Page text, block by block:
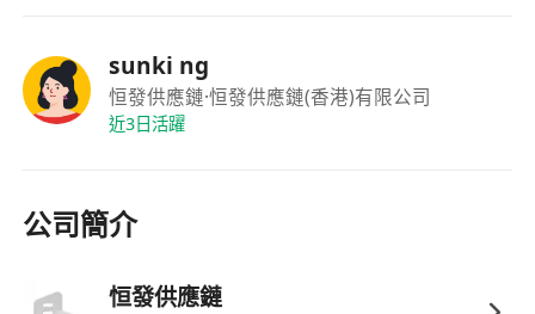
sunki ng
恒發供應鏈·恒發供應鏈(香港)有限公司
近3日活躍
公司簡介
恒發供應鏈